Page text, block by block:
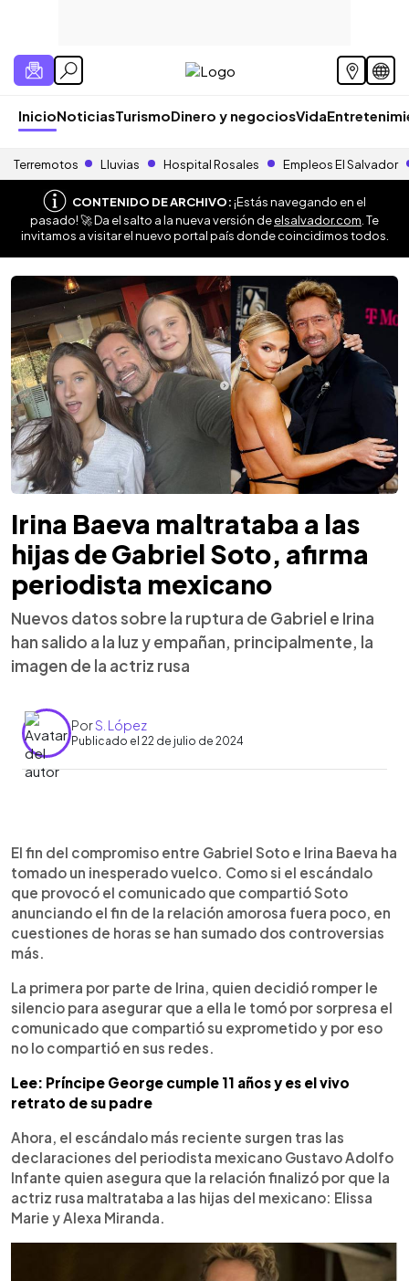
InicioNoticiasTurismoDinero y negociosVida
Terremotos Lluvias Hospital Rosales Empleos El Salvador
CONTENIDO DE ARCHIVO:¡Estás navegando en el
pasado! 🚀 Da el salto a la nueva versión deelsalvador.com . Te
invitamos a visitar el nuevo portal país donde coincidimos todos.
Irina Baeva maltrataba a las
hijas de Gabriel Soto, afirma
periodista mexicano
Nuevos datos sobre la ruptura de Gabriel e Irina
han salido a la luz y empañan, principalmente, la
imagen de la actriz rusa
PorS. López
Publicado el 22 de julio de 2024
► Escuchar artículo
El fin del compromiso entre Gabriel Soto e Irina Baeva ha
tomado un inesperado vuelco. Como si el escándalo
que provocó el comunicado que compartió Soto
anunciando el fin de la relación amorosa fuera poco, en
cuestiones de horas se han sumado dos controversias
más.
La primera por parte de Irina, quien decidió romper le
silencio para asegurar que a ella le tomó por sorpresa el
comunicado que compartió su exprometido y por eso
no lo compartió en sus redes.
Lee: Príncipe George cumple 11 años y es el vivo
retrato de su padre
Ahora, el escándalo más reciente surgen tras las
declaraciones del periodista mexicano Gustavo Adolfo
Infante quien asegura que la relación finalizó por que la
actriz rusa maltrataba a las hijas del mexicano: Elissa
Marie y Alexa Miranda.